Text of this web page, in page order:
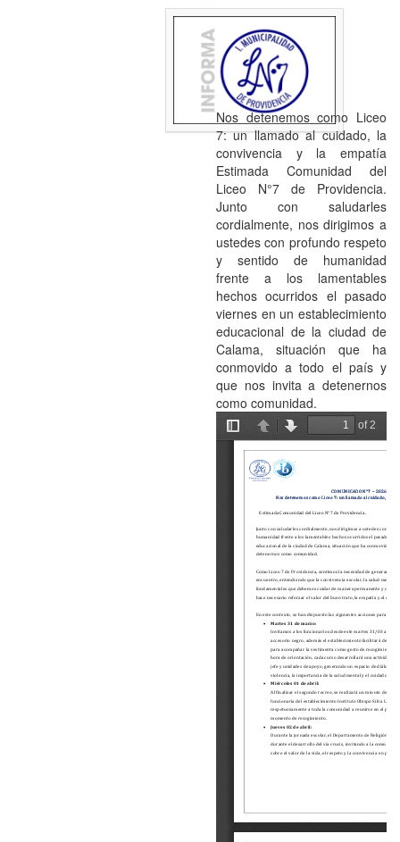
Nos detenemos como Liceo
7: un llamado al cuidado, la
convivencia y la empatía
Estimada Comunidad del
Liceo N°7 de Providencia.
Junto con saludarles
cordialmente, nos dirigimos a
ustedes con profundo respeto
y sentido de humanidad
frente a los lamentables
hechos ocurridos el pasado
viernes en un establecimiento
educacional de la ciudad de
Calama, situación que ha
conmovido a todo el país y
que nos invita a detenernos
como comunidad.